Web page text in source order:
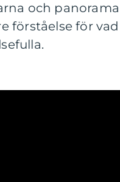
och
förståelse för